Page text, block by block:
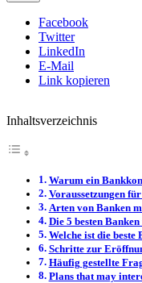
Facebook
Twitter
LinkedIn
E-Mail
Link kopieren
Inhaltsverzeichnis
Warum ein
Voraussetzungen
Arten von Banken
Die 5 besten
Welche ist die
Schritte zur
Häufig gestellte
Plans that may